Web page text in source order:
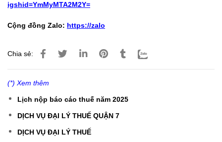
igshid=YmMyMTA2M2Y=
Cộng đồng Zalo: https://zalo
Chia sẻ:
(*) Xem thêm
Lịch nộp báo cáo thuế năm 2025
DỊCH VỤ ĐẠI LÝ THUẾ QUẬN 7
DỊCH VỤ ĐẠI LÝ THUẾ